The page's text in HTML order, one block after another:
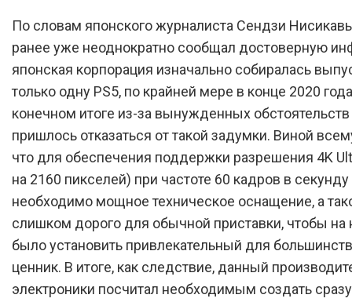
По словам японского журналиста Сендзи
ранее уже неоднократно сообщал достоверную
японская корпорация изначально собиралась
только одну PS5, по крайней мере в конце 2020
конечном итоге из-за вынужденных
пришлось отказаться от такой задумки. Виной
что для обеспечения поддержки разрешения 4K
на 2160 пикселей) при частоте 60 кадров в секунду
необходимо мощное техническое оснащение, а
слишком дорого для обычной приставки, чтобы
было установить привлекательный для
ценник. В итоге, как следствие, данный
электроники посчитал необходимым создать